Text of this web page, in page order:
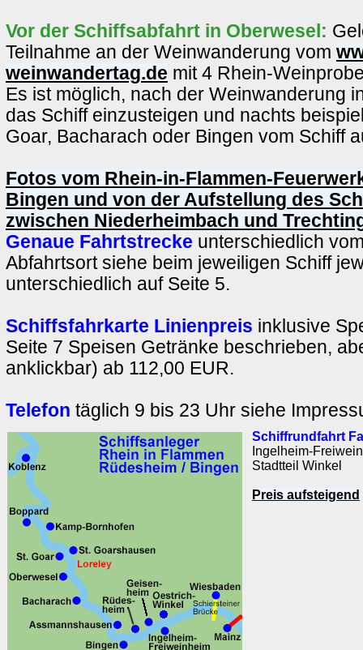
Vor der Schiffsabfahrt in Oberwesel:
Teilnahme an der Weinwanderung vom
weinwandertag.de mit 4 Rhein-
Es ist möglich, nach der Weinwanderung
das Schiff einzusteigen und nachts
Goar, Bacharach oder Bingen vom Schiff
Fotos vom Rhein-in-Flammen-
Bingen und von der Aufstellung des
zwischen Niederheimbach und
Genaue Fahrtstrecke unterschiedlich
Abfahrtsort siehe beim jeweiligen Schiff
unterschiedlich auf Seite 5.
Schiffsfahrkarte Linienpreis inklusive
Seite 7 Speisen Getränke beschrieben,
anklickbar) ab 112,00 EUR.
Telefon täglich 9 bis 23 Uhr siehe
Schiffrundfahrt
Ingelheim-
Stadtteil Winkel
Preis aufsteigend